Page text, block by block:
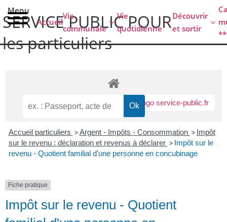
principal
Menu
Accueil
Vie
communale
Vie
quotidienne
Découvrir
et sortir
SERVICE PUBLIC POUR​
les particuliers
Accueil particuliers > Argent - Impôts - Consommation > Impôt
sur le revenu : déclaration et revenus à déclarer > Impôt sur le
revenu - Quotient familial d'une personne en concubinage
Fiche pratique
Impôt sur le revenu - Quotient